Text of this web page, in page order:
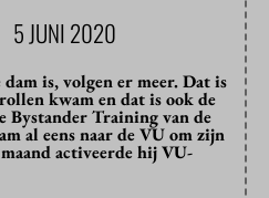
5 JUNI 2020
is, volgen er meer. Dat is
kwam en dat is ook de
Bystander Training van de
al eens naar de VU om zijn
activeerde hij VU-